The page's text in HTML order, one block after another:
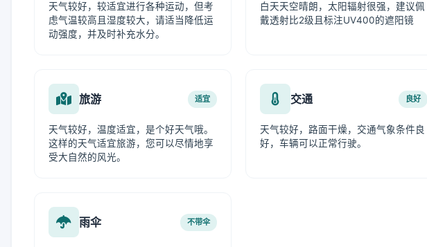
天气较好，较适宜进行各种运动，但考
虑气温较高且湿度较大，请适当降低运
动强度，并及时补充水分。
白天天空晴朗，太阳辐射很强，建议佩
戴透射比2级且标注UV400的遮阳镜
旅游 适宜
天气较好，温度适宜，是个好天气哦。
这样的天气适宜旅游，您可以尽情地享
受大自然的风光。
交通 良好
天气较好，路面干燥，交通气象条件良
好，车辆可以正常行驶。
雨伞 不带伞